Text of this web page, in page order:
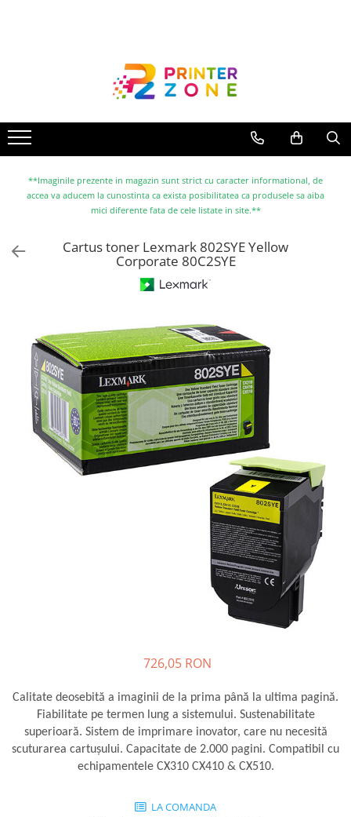
Imprimante cu jet
Multifunctionale laser
Multifunctionale cu jet
Imprimante etichete
Scanere
Accesorii multifunctionale
Piese schimb
Plottere
Consumabile imprimanta
Tonere
Drum unit
Capete imprimare
Printare 3D
Imprimante 3D
Accesorii imprimante 3D
Filament imprimanta 3D
Laptopuri / notebookuri
**Imaginile prezente in magazin sunt strict cu caracter informational, de
accea va aducem la cunostinta ca exista posibilitatea ca produsele sa aiba
mici diferente fata de cele listate in site.**
Cartus toner Lexmark 802SYE Yellow
Corporate 80C2SYE
726,05 RON
Calitate deosebită a imaginii de la prima până la ultima pagină.
Fiabilitate pe termen lung a sistemului. Sustenabilitate
superioară. Sistem de imprimare inovator, care nu necesită
scuturarea cartuşului. Capacitate de 2.000 pagini. Compatibil cu
echipamentele CX310 CX410 & CX510.
LA COMANDA